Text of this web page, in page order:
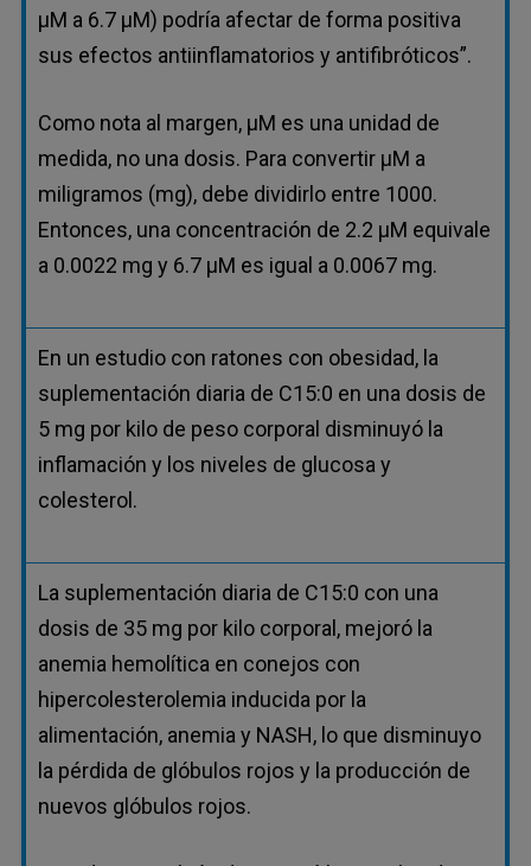
µM a 6.7 ​​µM) podría afectar de forma positiva
sus efectos antiinflamatorios y antifibróticos”.
Como nota al margen, µM es una unidad de
medida, no una dosis. Para convertir µM a
miligramos (mg), debe dividirlo entre 1000.
Entonces, una concentración de 2.2 µM equivale
a 0.0022 mg y 6.7 µM es igual a 0.0067 mg.
En un estudio con ratones con obesidad, la
suplementación diaria de C15:0 en una dosis de
5 mg por kilo de peso corporal disminuyó la
inflamación y los niveles de glucosa y
colesterol.
La suplementación diaria de C15:0 con una
dosis de 35 mg por kilo corporal, mejoró la
anemia hemolítica en conejos con
hipercolesterolemia inducida por la
alimentación, anemia y NASH, lo que disminuyo
la pérdida de glóbulos rojos y la producción de
nuevos glóbulos rojos.